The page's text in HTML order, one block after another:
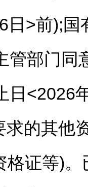
日>前);
管部门同
日<2026
其他资
格证等)